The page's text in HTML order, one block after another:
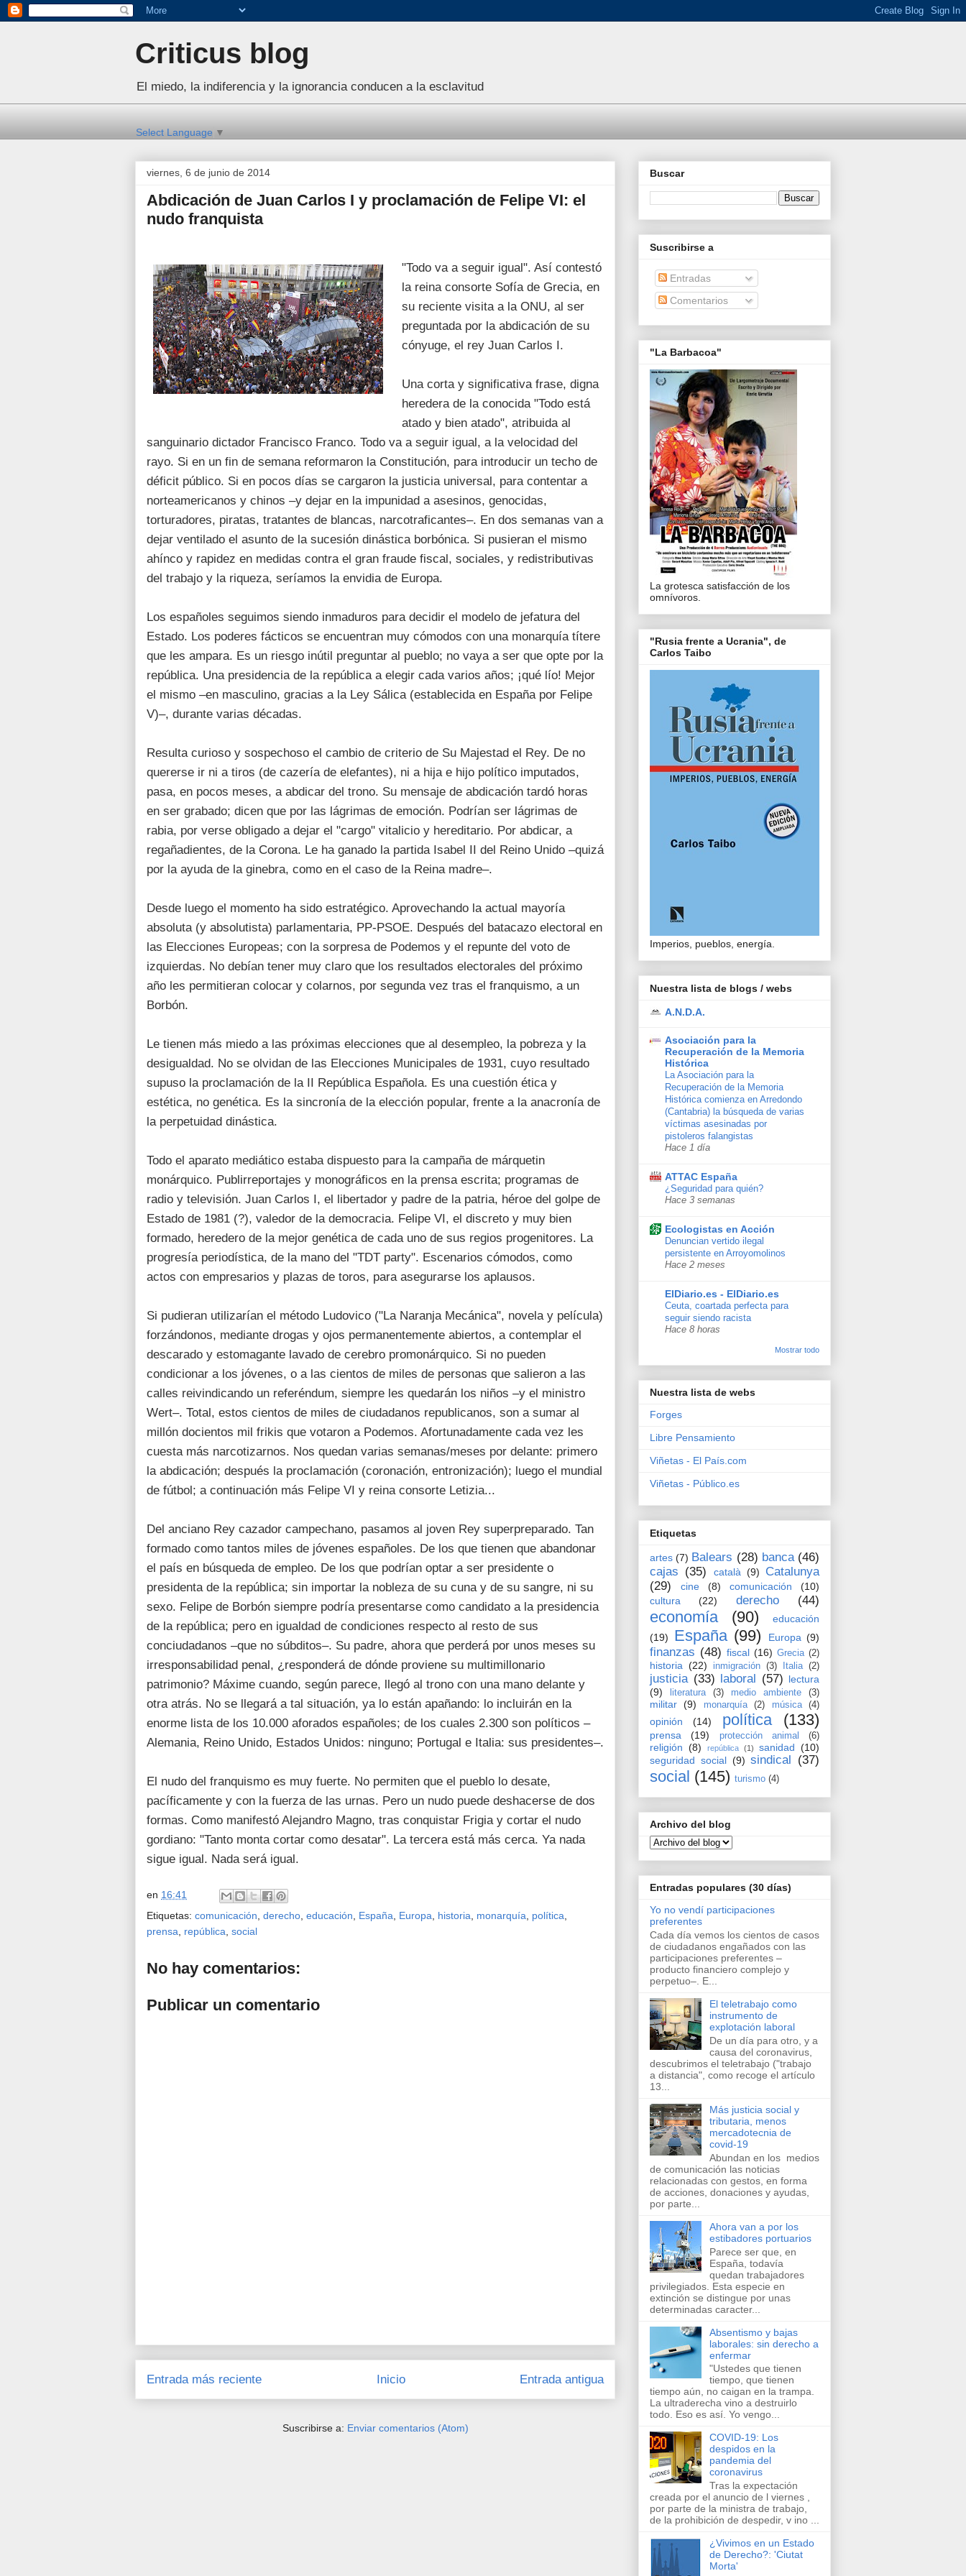
Criticus blog
El miedo, la indiferencia y la ignorancia conducen a la esclavitud
Select Language ▼
viernes, 6 de junio de 2014
Abdicación de Juan Carlos I y proclamación de Felipe VI: el
nudo franquista
"Todo va a seguir igual". Así contestó
la reina consorte Sofía de Grecia, en
su reciente visita a la ONU, al ser
preguntada por la abdicación de su
cónyuge, el rey Juan Carlos I.
Una corta y significativa frase, digna
heredera de la conocida "Todo está
atado y bien atado"​, atribuida al
sanguinario dictador Francisco Franco. Todo va a seguir igual, a la velocidad del
rayo. Si en un fin de semana reformaron la Constitución, para introducir un techo de
déficit público. Si en pocos días se cargaron la justicia universal, para contentar a
norteamericanos y chinos –y dejar en la impunidad a asesinos, genocidas,
torturadores, piratas, tratantes de blancas, narcotraficantes–. En dos semanas van a
dejar ventilado el asunto de la sucesión dinástica borbónica. Si pusieran el mismo
ahínco y rapidez en medidas contra el gran fraude fiscal, sociales, y redistributivas
del trabajo y la riqueza, seríamos la envidia de Europa.
Los españoles seguimos siendo inmaduros para decidir el modelo de jefatura del
Estado. Los poderes fácticos se encuentran muy cómodos con una monarquía títere
que les ampara. Es un riesgo inútil preguntar al pueblo; no vaya a ser que opte por la
república. Una presidencia de la república a elegir cada varios años; ¡qué lío! Mejor
el mismo –en masculino, gracias a la Ley Sálica (establecida en España por Felipe
V)–, durante varias décadas.
Resulta curioso y sospechoso el cambio de criterio de Su Majestad el Rey. De no
quererse ir ni a tiros (de cazería de elefantes), ni a hija e hijo político imputados,
pasa, en pocos meses, a abdicar del trono. Su mensaje de abdicación tardó horas
en ser grabado; dicen que por las lágrimas de emoción. Podrían ser lágrimas de
rabia, por verse obligado a dejar el "cargo" vitalicio y hereditario. Por abdicar, a
regañadientes, de la Corona. Le ha ganado la partida Isabel II del Reino Unido –quizá
por la ayuda de la ginebra, como en el caso de la Reina madre–.
Desde luego el momento ha sido estratégico. Aprovechando la actual mayoría
absoluta (y absolutista) parlamentaria, PP-PSOE. Después del batacazo electoral en
las Elecciones Europeas; con la sorpresa de Podemos y el repunte del voto de
izquierdas. No debían tener muy claro que los resultados electorales del próximo
año les permitieran colocar y colarnos, por segunda vez tras el franquismo, a un
Borbón.
Le tienen más miedo a las próximas elecciones que al desempleo, la pobreza y la
desigualdad. No se olvidan de las Elecciones Municipales de 1931, cuyo resultado
supuso la proclamación de la II República Española. Es una cuestión ética y
estética, no genética. Es la sincronía de la elección popular, frente a la anacronía de
la perpetuidad dinástica.
Todo el aparato mediático estaba dispuesto para la campaña de márquetin
monárquico. Publirreportajes y monográficos en la prensa escrita; programas de
radio y televisión. Juan Carlos I, el libertador y padre de la patria, héroe del golpe de
Estado de 1981 (?), valedor de la democracia. Felipe VI, el discreto y muy bien
formado, heredero de la mejor genética de cada uno de sus regios progenitores. La
progresía periodística, de la mano del "TDT party". Escenarios cómodos, como
actos con empresarios y plazas de toros, para asegurarse los aplausos.
Si pudieran utilizarían el método Ludovico ("La Naranja Mecánica", novela y película)
forzándonos, mediante drogas y ojos permanentemente abiertos, a contemplar el
descarado y estomagante lavado de cerebro promonárquico. Si no pueden
condicionar a los jóvenes, o a las cientos de miles de personas que salieron a las
calles reivindicando un referéndum, siempre les quedarán los niños –y el ministro
Wert–. Total, estos cientos de miles de ciudadanos republicanos, son a sumar al
millón docientos mil frikis que votaron a Podemos. Afortunadamente cada vez les
cuesta más narcotizarnos. Nos quedan varias semanas/meses por delante: primero
la abdicación; después la proclamación (coronación, entronización); luego el mundial
de fútbol; a continuación más Felipe VI y reina consorte Letizia...
Del anciano Rey cazador campechano, pasamos al joven Rey superpreparado. Tan
formado como tantos miles de jóvenes españoles. De los que tienen que abandonar
el país en búsqueda de empleo. De los que podrían optar a ser presidente o
presidenta de la república; sin importar la nobleza de su cuna y de su sangre, ni su
sexo. Felipe de Borbón siempre podría presentarse como candidato a la presidencia
de la república; pero en igualdad de condiciones respecto al resto de sus
conciudadanos –que no súbditos–. Su padre, ahora que perderá por unos meses su
irresponsabilidad penal, ¿responderá de dónde proviene su multimillonario
patrimonio? Máxime cuando, según parece, llegó al trono con una mano delante y
otra atrás. No se llegará a tal situación, ya lo están apañando: lo incluirán en la
enorme lista de los 10.000 aforados españoles; de los cuales 2.300 son políticos –
Alemania, Reino Unido, Estados Unidos: ninguno; Portugal e Italia: sus presidentes–.
El nudo del franquismo es muy fuerte. No permiten que el pueblo lo desate,
pacíficamente y con la fuerza de las urnas. Pero un nudo puede deshacerse de dos
formas. Como manifestó Alejandro Magno, tras conquistar Frigia y cortar el nudo
gordiano: "Tanto monta cortar como desatar". La tercera está más cerca. Ya nada
sigue igual. Nada será igual.
en 16:41
Etiquetas: comunicación derecho educación España Europa historia monarquía política
prensa
república social
No hay comentarios:
Publicar un comentario
Entrada más reciente Entrada antigua
Inicio
Suscribirse a: Enviar comentarios (Atom)
Buscar
Suscribirse a
Entradas
Comentarios
"La Barbacoa"
La grotesca satisfacción de los
omnívoros.
"Rusia frente a Ucrania", de
Carlos Taibo
Imperios, pueblos, energía.
Nuestra lista de blogs / webs
A.N.D.A.
Asociación para la
Recuperación de la Memoria
Histórica
La Asociación para la
Recuperación de la Memoria
Histórica comienza en Arredondo
(Cantabria) la búsqueda de varias
víctimas asesinadas por
pistoleros falangistas
Hace 1 día
ATTAC España
¿Seguridad para quién?
Hace 3 semanas
Ecologistas en Acción
Denuncian vertido ilegal
persistente en Arroyomolinos
Hace 2 meses
ElDiario.es - ElDiario.es
Ceuta, coartada perfecta para
seguir siendo racista
Hace 8 horas
Mostrar todo
Nuestra lista de webs
Forges
Libre Pensamiento
Viñetas - El País.com
Viñetas - Público.es
Etiquetas
artes (7) Balears (28) banca (46)
cajas (35) català (9)
Catalunya
(29)
cine (8) comunicación
(10)
cultura
(22) derecho (44)
economía (90)
educación
(19)
España (99) Europa (9)
finanzas (48) fiscal (16) Grecia (2)
historia (22) inmigración (3) Italia (2)
justicia (33) laboral (57) lectura
(9)
literatura (3) medio ambiente (3)
militar (9) monarquía (2) música (4)
opinión (14) política (133)
prensa (19) protección animal (6)
religión (8) república (1) sanidad (10)
seguridad social (9) sindical (37)
social (145) turismo (4)
Archivo del blog
Entradas populares (30 días)
Yo no vendí participaciones
preferentes
Cada día vemos los cientos de casos
de ciudadanos engañados con las
participaciones preferentes –
producto financiero complejo y
perpetuo–. E...
El teletrabajo como
instrumento de
explotación laboral
De un día para otro, y a
causa del coronavirus,
descubrimos el teletrabajo ("trabajo
a distancia", como recoge el artículo
13...
Más justicia social y
tributaria, menos
mercadotecnia de
covid-19
Abundan en los ​medios
de comunicación​ las noticias
relacionadas con gestos, en forma
de acciones, donaciones y ayudas,
por parte...
Ahora van a por los
estibadores portuarios
Parece ser que, en
España, todavía
quedan trabajadores
privilegiados. Esta especie en
extinción se distingue por unas
determinadas caracter...
Absentismo y bajas
laborales: sin derecho a
enfermar
"Ustedes que tienen
tiempo, que tienen
tiempo aún, no caigan en la trampa.
La ultraderecha vino a destruirlo
todo. Eso es así. Yo vengo...
COVID-19: Los
despidos en la
pandemia del
coronavirus
Tras la expectación
creada por el anuncio de ​l viernes​ ,
por parte de la ministra de trabajo,
de la prohibición de despedir, v ​ino​ ...
¿Vivimos en un Estado
de Derecho?: 'Ciutat
Morta'